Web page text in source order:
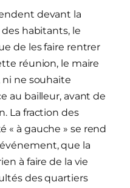
devant la
des habitants, le
de les faire rentrer
réunion, le maire
ni ne souhaite
au bailleur, avant de
La fraction des
« à gauche » se rend
que la
à faire de la vie
des quartiers